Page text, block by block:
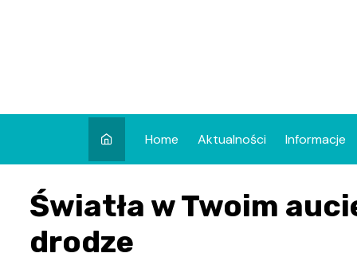
Home Aktualności Informacje
Światła w Twoim
drodze